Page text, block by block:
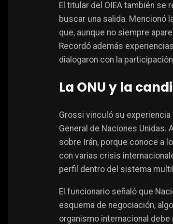
El titular del OIEA también
buscar una salida. Mencionó
que, aunque no siempre
Recordó además
dialogaron con la
La ONU y la
Grossi vinculó su
General de Naciones Unidas.
sobre Irán, porque conoce a
con varias crisis
perfil dentro del sistema
El funcionario señaló que
esquema de negociación,
organismo internacional